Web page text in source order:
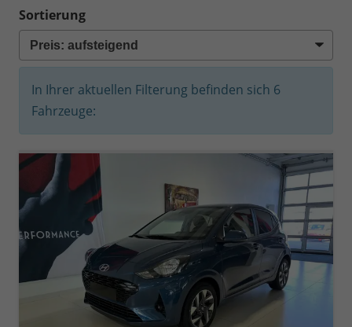
Sortierung
In Ihrer aktuellen Filterung befinden sich 6
Fahrzeuge: